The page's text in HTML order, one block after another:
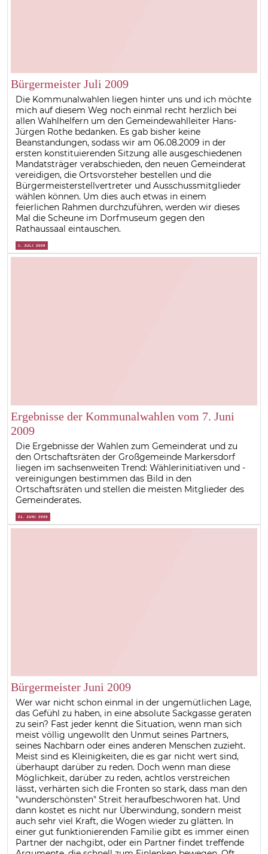
Bürgermeister Juli 2009
Die Kommunalwahlen liegen hinter uns und ich möchte
mich auf diesem Weg noch einmal recht herzlich bei
allen Wahlhelfern um den Gemeindewahlleiter Hans-
Jürgen Rothe bedanken. Es gab bisher keine
Beanstandungen, sodass wir am 06.08.2009 in der
ersten konstituierenden Sitzung alle ausgeschiedenen
Mandatsträger verabschieden, den neuen Gemeinderat
vereidigen, die Ortsvorsteher bestellen und die
Bürgermeisterstellvertreter und Ausschussmitglieder
wählen können. Um dies auch etwas in einem
feierlichen Rahmen durchzuführen, werden wir dieses
Mal die Scheune im Dorfmuseum gegen den
Rathaussaal eintauschen.
1. JULI 2009
Ergebnisse der Kommunalwahlen vom 7. Juni
2009
Die Ergebnisse der Wahlen zum Gemeinderat und zu
den Ortschaftsräten der Großgemeinde Markersdorf
liegen im sachsenweiten Trend: Wählerinitiativen und -
vereinigungen bestimmen das Bild in den
Ortschaftsräten und stellen die meisten Mitglieder des
Gemeinderates.
21. JUNI 2009
Bürgermeister Juni 2009
Wer war nicht schon einmal in der ungemütlichen Lage,
das Gefühl zu haben, in eine absolute Sackgasse geraten
zu sein? Fast jeder kennt die Situation, wenn man sich
meist völlig ungewollt den Unmut seines Partners,
seines Nachbarn oder eines anderen Menschen zuzieht.
Meist sind es Kleinigkeiten, die es gar nicht wert sind,
überhaupt darüber zu reden. Doch wenn man diese
Möglichkeit, darüber zu reden, achtlos verstreichen
lässt, verhärten sich die Fronten so stark, dass man den
"wunderschönsten" Streit heraufbeschworen hat. Und
dann kostet es nicht nur Überwindung, sondern meist
auch sehr viel Kraft, die Wogen wieder zu glätten. In
einer gut funktionierenden Familie gibt es immer einen
Partner der nachgibt, oder ein Partner findet treffende